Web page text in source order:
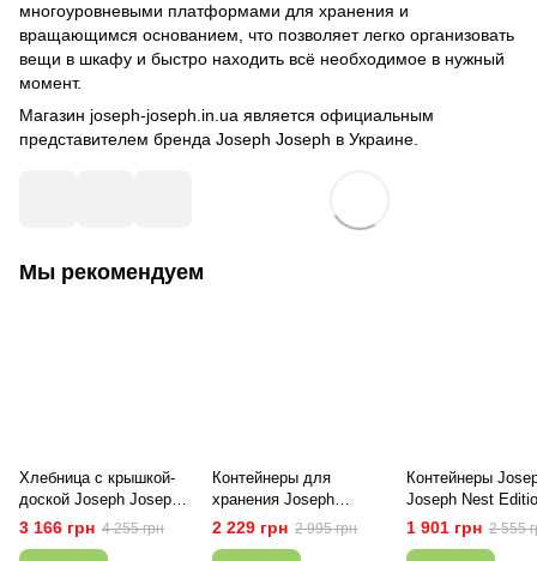
многоуровневыми платформами для хранения и
вращающимся основанием, что позволяет легко организовать
вещи в шкафу и быстро находить всё необходимое в нужный
момент.
Магазин joseph-joseph.in.ua является официальным
представителем бренда Joseph Joseph в Украине.
Мы рекомендуем
Хлебница с крышкой-
доской Joseph Joseph
Bread Bin (81097)
3 166 грн 4 255 грн
Контейнеры для
хранения Joseph
Joseph Nest Multicolor 4
шт (81060)
2 229 грн 2 995 грн
Контейнеры
Joseph Nest
Blue 5 шт (81105)
1 901 грн 2 555